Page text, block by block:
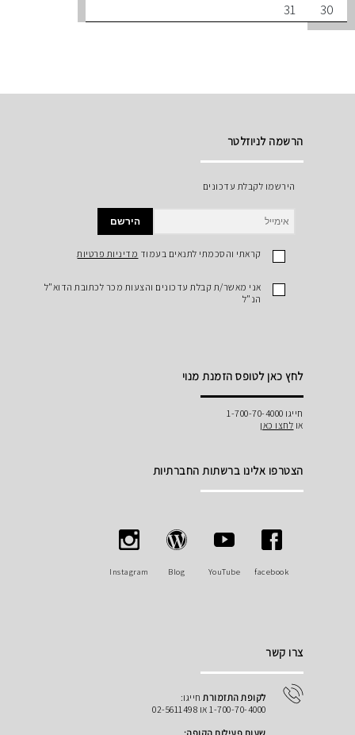
31
הרשמה לניוזלטר
הירשמו לקבלת עדכונים
קראתי והסכמתי לתנאים בעמודמדיניות פרטיות
אני מאשר/ת קבלת עדכונים והצעות מכר לכתובת הדוא"ל
הנ"ל
לחץ כאן לטופס הזמנת מנוי
לחצו כאן
הצטרפו אלינו ברשתות החברתיות
YouTube
Blog
Instagram
לקופת התזמורתחייגו:
1-700-70-4000 או 02-5611498